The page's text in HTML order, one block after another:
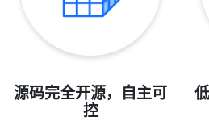
源码完全开源，自主可
控